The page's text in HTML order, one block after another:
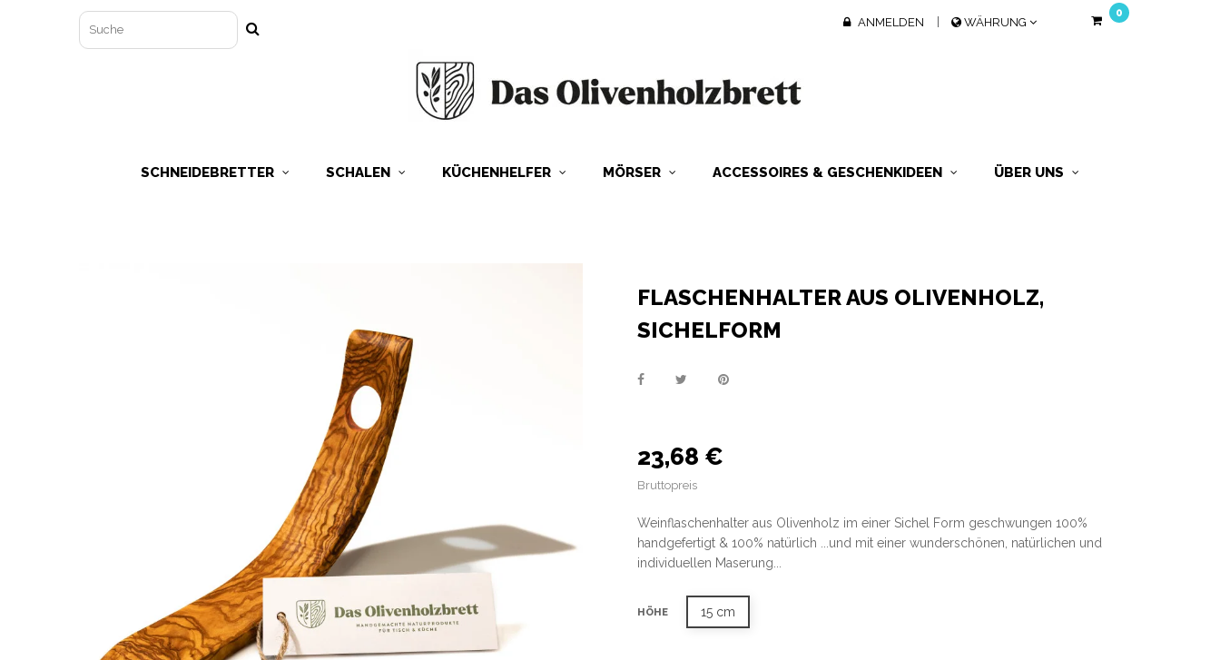
WÄHRUNG
ANMELDEN
0
SCHNEIDEBRETTER SCHALEN KÜCHENHELFER MÖRSER ACCESSOIRES & GESCHENKIDEEN ÜBER UNS
FLASCHENHALTER AUS OLIVENHOLZ,
SICHELFORM
23,68 €
Bruttopreis
Weinflaschenhalter aus Olivenholz im einer Sichel Form geschwungen 100%
handgefertigt & 100% natürlich ...und mit einer wunderschönen, natürlichen und
individuellen Maserung...
HÖHE 15 cm